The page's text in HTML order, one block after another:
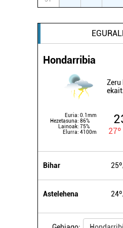
Hondarribia
Euria: 0.1mm
Hezetasuna: 86%
Lainoak: 75%
Elurra: 4100m 27º
Bihar 25º
Astelehena 24º